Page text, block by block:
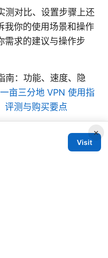
测对比、设置步骤上还
我你的使用场景和操作
需求的建议与操作步
南：功能、速度、隐
亩三分地 VPN 使用指
评测与购买要点
×
Visit